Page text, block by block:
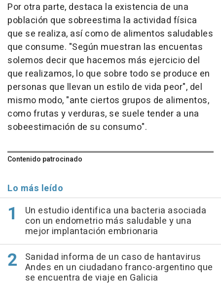
Por otra parte, destaca la existencia de una
población que sobreestima la actividad física
que se realiza, así como de alimentos saludables
que consume. "Según muestran las encuentas
solemos decir que hacemos más ejercicio del
que realizamos, lo que sobre todo se produce en
personas que llevan un estilo de vida peor", del
mismo modo, "ante ciertos grupos de alimentos,
como frutas y verduras, se suele tender a una
sobeestimación de su consumo".
Contenido patrocinado
Lo más leído
Un estudio identifica una bacteria asociada
con un endometrio más saludable y una
mejor implantación embrionaria
Sanidad informa de un caso de hantavirus
Andes en un ciudadano franco-argentino que
se encuentra de viaje en Galicia